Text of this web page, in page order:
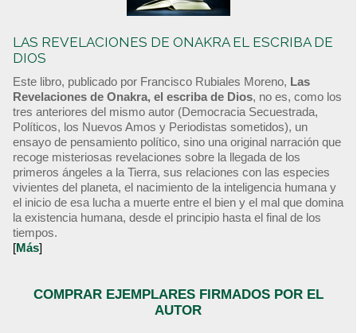
LAS REVELACIONES DE ONAKRA EL ESCRIBA DE
DIOS
Este libro, publicado por Francisco Rubiales Moreno, Las
Revelaciones de Onakra, el escriba de Dios, no es, como los
tres anteriores del mismo autor (Democracia Secuestrada,
Políticos, los Nuevos Amos y Periodistas sometidos), un
ensayo de pensamiento político, sino una original narración que
recoge misteriosas revelaciones sobre la llegada de los
primeros ángeles a la Tierra, sus relaciones con las especies
vivientes del planeta, el nacimiento de la inteligencia humana y
el inicio de esa lucha a muerte entre el bien y el mal que domina
la existencia humana, desde el principio hasta el final de los
tiempos.
[Más]
COMPRAR EJEMPLARES FIRMADOS POR EL
AUTOR